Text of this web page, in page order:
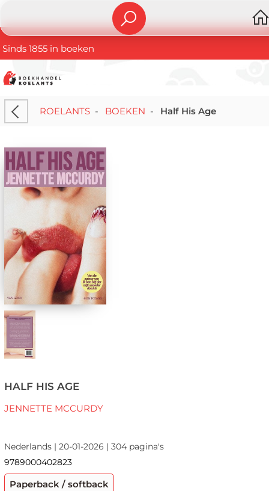
Sinds 1855 in boeken
ROELANTS- BOEKEN - Half His Age
HALF HIS AGE
JENNETTE MCCURDY
Nederlands | 20-01-2026 | 304 pagina's
9789000402823
Paperback / softback